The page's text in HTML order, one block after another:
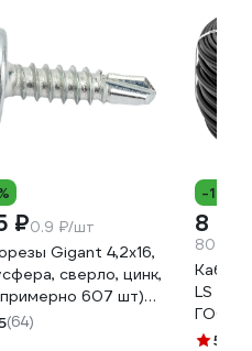
₽0.9 ₽/шт
Gigant 4,2x16,
сверло, цинк,
607 шт)
(64)
-15%
8
80.93
LS
ГОСТ
5